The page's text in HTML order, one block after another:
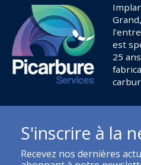
est
25
S'inscrire à la
Recevez nos dernières